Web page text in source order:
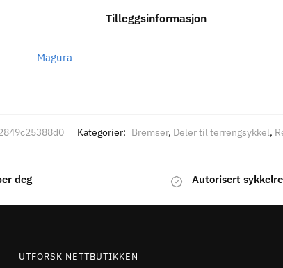
Tilleggsinformasjon
Magura
Kategorier: Bremser, Deler til terrengsykkel,
deg Autorisert
UTFORSK NETTBUTIKKEN